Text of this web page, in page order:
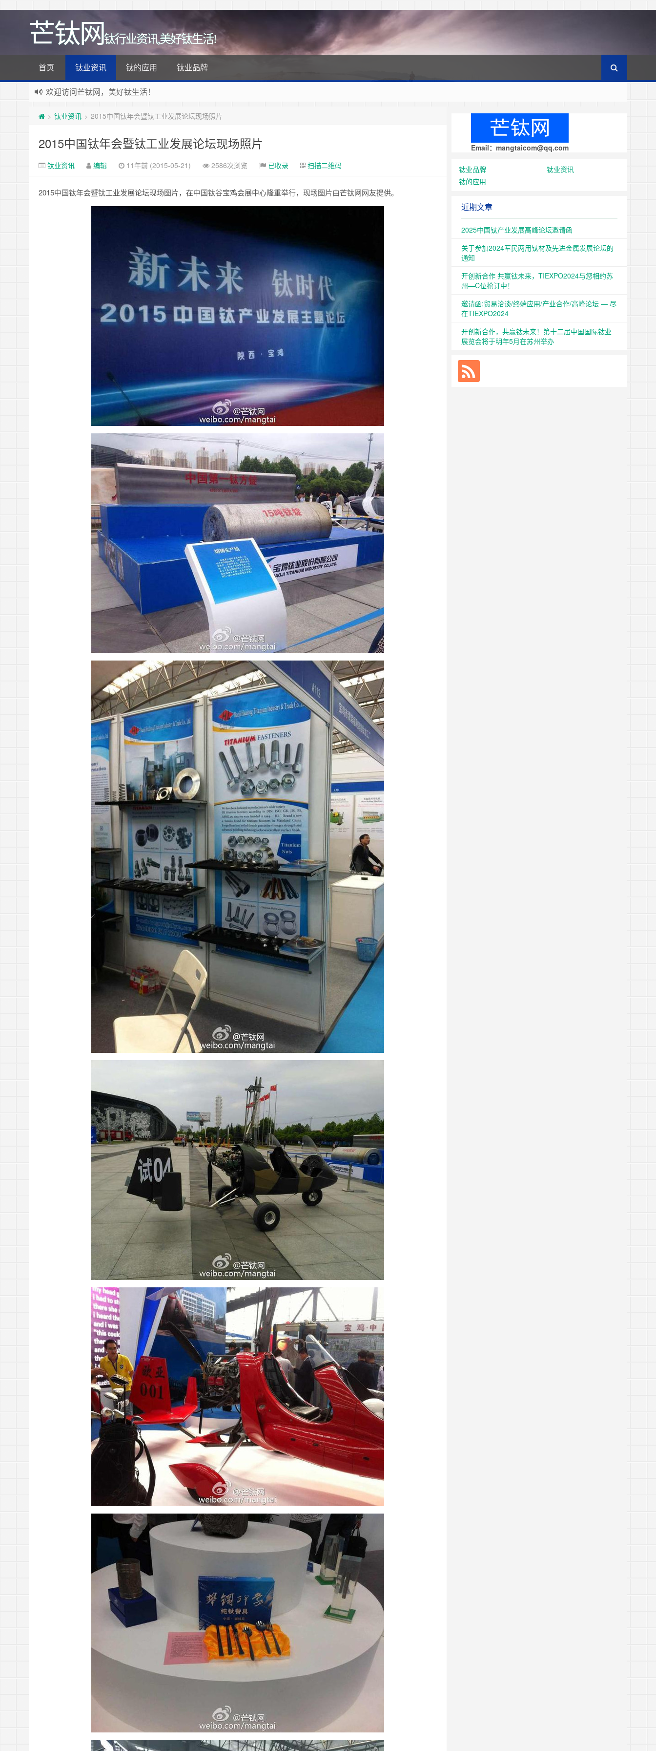
芒钛网钛行业资讯,美好钛生活!
首页 钛业资讯 钛的应用 钛业品牌
欢迎访问芒钛网，美好钛生活！
> 钛业资讯 > 2015中国钛年会暨钛工业发展论坛现场照片
2015中国钛年会暨钛工业发展论坛现场照片
钛业资讯 编辑 11年前 (2015-05-21) 2586次浏览 已收录 扫描二维码
2015中国钛年会暨钛工业发展论坛现场图片，在中国钛谷宝鸡会展中心隆重举行，现场图片由芒钛网网友提供。
Email：mangtaicom@qq.com
钛业品牌
钛业资讯
钛的应用
近期文章
2025中国钛产业发展高峰论坛邀请函
关于参加2024军民两用钛材及先进金属发展论坛的
通知
开创新合作 共赢钛未来，TIEXPO2024与您相约苏
州—C位抢订中！
邀请函:贸易洽谈/终端应用/产业合作/高峰论坛 — 尽
在TIEXPO2024
开创新合作，共赢钛未来！第十二届中国国际钛业
展览会将于明年5月在苏州举办